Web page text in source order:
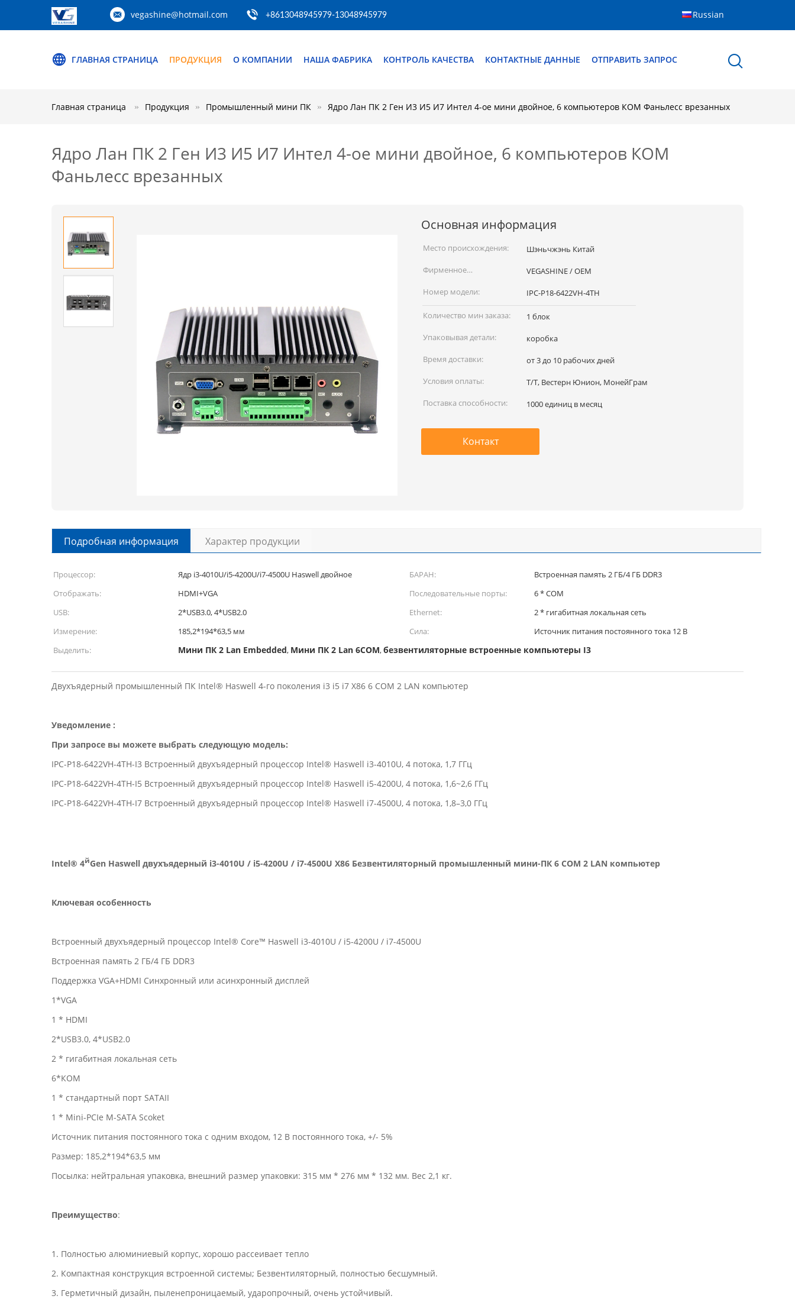
vegashine@hotmail.com +8613048945979-13048945979 Russian
ГЛАВНАЯ СТРАНИЦА ПРОДУКЦИЯ О КОМПАНИИ НАША ФАБРИКА КОНТРОЛЬ КАЧЕСТВА КОНТАКТНЫЕ ДАННЫЕ ОТПРАВИТЬ ЗАПРОС
Главная страница Продукция Промышленный мини ПК Ядро Лан ПК 2 Ген И3 И5 И7 Интел 4-ое мини двойное, 6 компьютеров КОМ Фаньлесс врезанных
Ядро Лан ПК 2 Ген И3 И5 И7 Интел 4-ое мини двойное, 6 компьютеров КОМ
Фаньлесс врезанных
Основная информация
Место происхождения:
Шэньчжэнь Китай
Фирменное
наименование:
VEGASHINE / OEM
Номер модели:
IPC-P18-6422VH-4TH
Количество мин заказа:
1 блок
Упаковывая детали:
коробка
Время доставки:
от 3 до 10 рабочих дней
Условия оплаты:
Т/Т, Вестерн Юнион, МонейГрам
Поставка способности:
1000 единиц в месяц
Контакт
Подробная информация Характер продукции
Процессор: Ядр i3-4010U/i5-4200U/i7-4500U Haswell двойное БАРАН:
Встроенная память 2 ГБ/4 ГБ DDR3
Отображать:
HDMI+VGA Последовательные порты:
6 * COM
USB:
2*USB3.0, 4*USB2.0 Ethernet:
2 * гигабитная локальная сеть
Измерение:
185,2*194*63,5 мм Сила:
Источник питания постоянного тока 12 В
Выделить:
Мини ПК 2 Lan Embedded, Мини ПК 2 Lan 6COM,безвентиляторные встроенные компьютеры I3
Двухъядерный промышленный ПК Intel® Haswell 4-го поколения i3 i5 i7 X86 6 COM 2 LAN компьютер
Уведомление :
При запросе вы можете выбрать следующую модель:
IPC-P18-6422VH-4TH-I3 Встроенный двухъядерный процессор Intel® Haswell i3-4010U, 4 потока, 1,7 ГГц
IPC-P18-6422VH-4TH-I5 Встроенный двухъядерный процессор Intel® Haswell i5-4200U, 4 потока, 1,6~2,6 ГГц
IPC-P18-6422VH-4TH-I7 Встроенный двухъядерный процессор Intel® Haswell i7-4500U, 4 потока, 1,8–3,0 ГГц
Intel® 4йGen Haswell двухъядерный i3-4010U / i5-4200U / i7-4500U X86 Безвентиляторный промышленный мини-ПК 6 COM 2 LAN компьютер
Ключевая особенность
Встроенный двухъядерный процессор Intel® Core™ Haswell i3-4010U / i5-4200U / i7-4500U
Встроенная память 2 ГБ/4 ГБ DDR3
Поддержка VGA+HDMI Синхронный или асинхронный дисплей
1*VGA
1 * HDMI
2*USB3.0, 4*USB2.0
2 * гигабитная локальная сеть
6*КОМ
1 * стандартный порт SATAII
1 * Mini-PCIe M-SATA Scoket
Источник питания постоянного тока с одним входом, 12 В постоянного тока, +/- 5%
Размер: 185,2*194*63,5 мм
Посылка: нейтральная упаковка, внешний размер упаковки: 315 мм * 276 мм * 132 мм. Вес 2,1 кг.
Преимущество:
1. Полностью алюминиевый корпус, хорошо рассеивает тепло
2. Компактная конструкция встроенной системы; Безвентиляторный, полностью бесшумный.
3. Герметичный дизайн, пыленепроницаемый, ударопрочный, очень устойчивый.